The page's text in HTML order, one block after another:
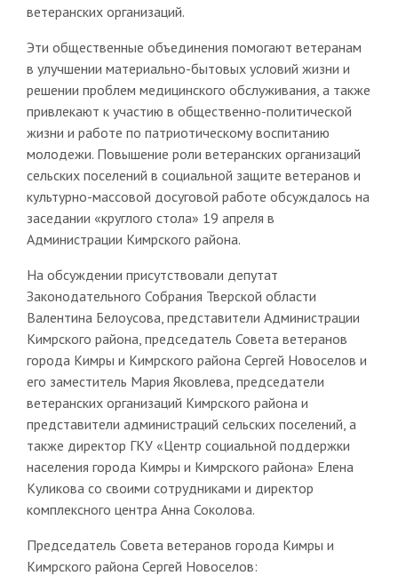
ветеранских организаций.
Эти общественные объединения помогают ветеранам
в улучшении материально-бытовых условий жизни и
решении проблем медицинского обслуживания, а также
привлекают к участию в общественно-политической
жизни и работе по патриотическому воспитанию
молодежи. Повышение роли ветеранских организаций
сельских поселений в социальной защите ветеранов и
культурно-массовой досуговой работе обсуждалось на
заседании «круглого стола» 19 апреля в
Администрации Кимрского района.
На обсуждении присутствовали депутат
Законодательного Собрания Тверской области
Валентина Белоусова, представители Администрации
Кимрского района, председатель Совета ветеранов
города Кимры и Кимрского района Сергей Новоселов и
его заместитель Мария Яковлева, председатели
ветеранских организаций Кимрского района и
представители администраций сельских поселений, а
также директор ГКУ «Центр социальной поддержки
населения города Кимры и Кимрского района» Елена
Куликова со своими сотрудниками и директор
комплексного центра Анна Соколова.
Председатель Совета ветеранов города Кимры и
Кимрского района Сергей Новоселов: